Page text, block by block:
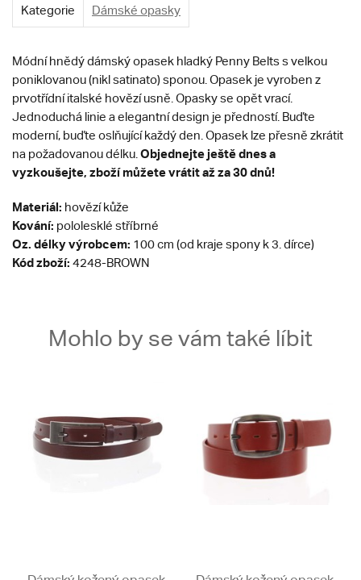
Kategorie Dámské opasky
Módní hnědý dámský opasek hladký Penny Belts s velkou
poniklovanou (nikl satinato) sponou. Opasek je vyroben z
prvotřídní italské hovězí usně. Opasky se opět vrací.
Jednoduchá linie a elegantní design je předností. Buďte
moderní, buďte oslňující každý den. Opasek lze přesně zkrátit
na požadovanou délku. Objednejte ještě dnes a
vyzkoušejte, zboží můžete vrátit až za 30 dnů!
Materiál: hovězí kůže
Kování: pololesklé stříbrné
Oz. délky výrobcem: 100 cm (od kraje spony k 3. dírce)
Kód zboží: 4248-BROWN
Mohlo by se vám také líbit